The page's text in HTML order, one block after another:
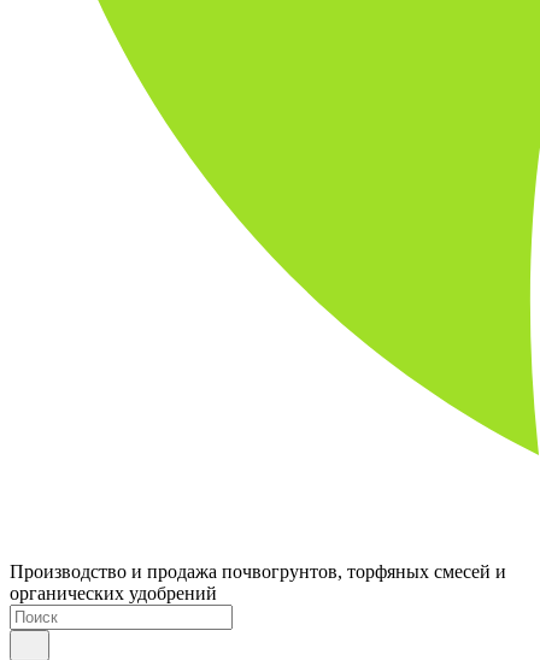
Производство и продажа почвогрунтов, торфяных смесей и
органических удобрений